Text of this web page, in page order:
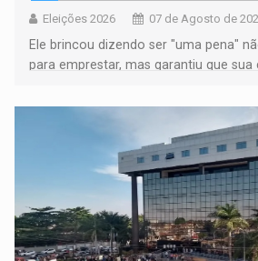
Eleições 2026 07 de Agosto de
Ele brincou dizendo ser "uma pena"
para emprestar, mas garantiu que sua